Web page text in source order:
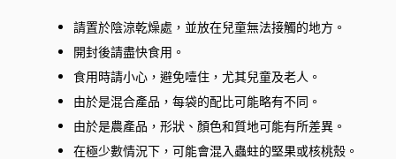
請置於陰涼乾燥處，並放在兒童無法接觸的地方。
開封後請盡快食用。
食用時請小心，避免噎住，尤其兒童及老人。
由於是混合產品，每袋的配比可能略有不同。
由於是農產品，形狀、顏色和質地可能有所差異。
在極少數情況下，可能會混入蟲蛀的堅果或核桃殼。